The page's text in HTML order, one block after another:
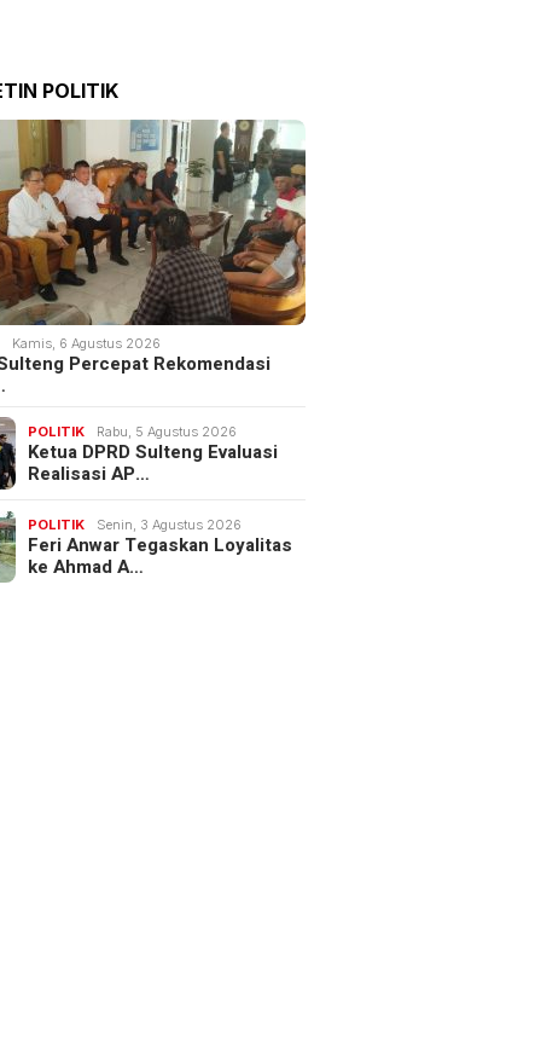
POLITIK
Kamis, 6 Agustus 2026
Percepat Rekomendasi
POLITIK Rabu, 5 Agustus 2026
Ketua DPRD Sulteng Evaluasi
Realisasi AP…
POLITIK Senin, 3 Agustus 2026
Feri Anwar Tegaskan Loyalitas
ke Ahmad A…